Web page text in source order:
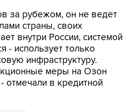
за рубежом, он не ведет
страны, своих
внутри России, системой
- использует только
инфраструктуру.
меры на Озон
отмечали в кредитной